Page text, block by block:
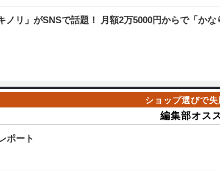
ノリ」がSNSで話題！ 月額2万5000円からで「かな
編集部オス
ポート